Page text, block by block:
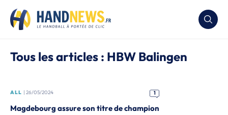
Tous les articles : HBW Balingen
ALL | 26/05/2024 1
Magdebourg assure son titre de champion